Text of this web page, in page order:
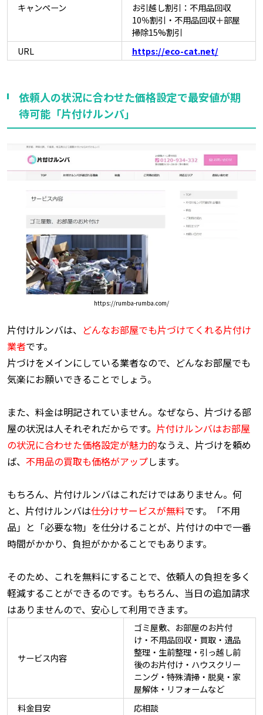
キャンペーン
お引越し割引：不用品回収
10％割引・不用品回収＋部屋
掃除15%割引
URL
https://eco-cat.net/
依頼人の状況に合わせた価格設定で最安値が期
待可能「片付けルンバ」
https://rumba-rumba.com/
片付けルンバは、 どんなお部屋でも片づけてくれる片付け
業者です。
片づけをメインにしている業者なので、どんなお部屋でも
気楽にお願いできることでしょう。
また、料金は明記されていません。なぜなら、片づける部
屋の状況は人それぞれだからです。 片付けルンバはお部屋
の状況に合わせた価格設定が魅力的なうえ、片づけを頼め
ば、 不用品の買取も価格がアップします。
もちろん、片付けルンバはこれだけではありません。何
と、片付けルンバは仕分けサービスが無料です。「不用
品」と「必要な物」を仕分けることが、片付けの中で一番
時間がかかり、負担がかかることでもあります。
そのため、これを無料にすることで、依頼人の負担を多く
軽減することができるのです。もちろん、当日の追加請求
はありませんので、安心して利用できます。
サービス内容
ゴミ屋敷、お部屋のお片付
け・不用品回収・買取・遺品
整理・生前整理・引っ越し前
後のお片付け・ハウスクリー
ニング・特殊清掃・脱臭・家
屋解体・リフォームなど
料金目安
応相談